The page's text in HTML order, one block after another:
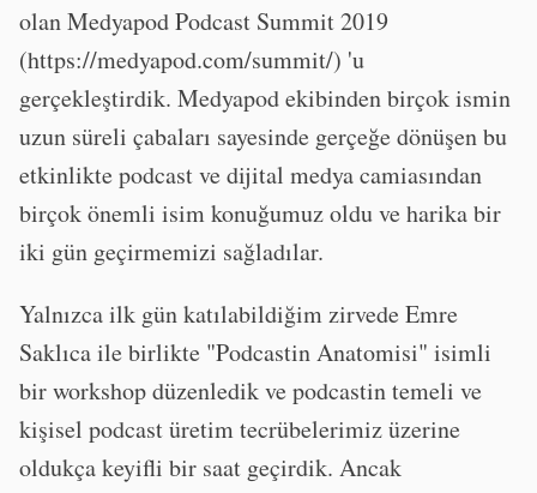
olan Medyapod Podcast Summit 2019
(https://medyapod.com/summit/) 'u
gerçekleştirdik. Medyapod ekibinden birçok ismin
uzun süreli çabaları sayesinde gerçeğe dönüşen bu
etkinlikte podcast ve dijital medya camiasından
birçok önemli isim konuğumuz oldu ve harika bir
iki gün geçirmemizi sağladılar.
Yalnızca ilk gün katılabildiğim zirvede Emre
Saklıca ile birlikte "Podcastin Anatomisi" isimli
bir workshop düzenledik ve podcastin temeli ve
kişisel podcast üretim tecrübelerimiz üzerine
oldukça keyifli bir saat geçirdik. Ancak